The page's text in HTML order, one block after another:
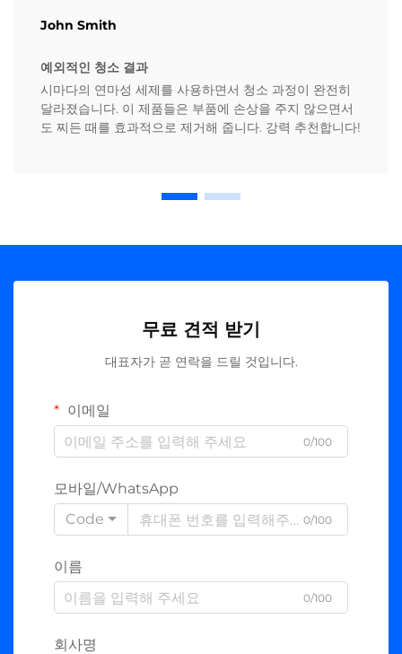
John Smith
예외적인 청소 결과
시마다의 연마성 세제를 사용하면서 청소 과정이 완전히
달라졌습니다. 이 제품들은 부품에 손상을 주지 않으면서
도 찌든 때를 효과적으로 제거해 줍니다. 강력 추천합니다!
무료 견적 받기
대표자가 곧 연락을 드릴 것입니다.
이메일
0/100
모바일/WhatsApp
Code
0/100
이름
0/100
회사명